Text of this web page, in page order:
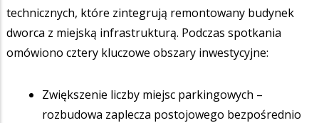
technicznych, które zintegrują remontowany budynek
dworca z miejską infrastrukturą. Podczas spotkania
omówiono cztery kluczowe obszary inwestycyjne:
Zwiększenie liczby miejsc parkingowych –
rozbudowa zaplecza postojowego bezpośrednio